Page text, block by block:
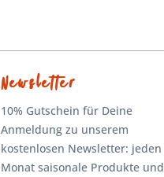
Newsletter
10% Gutschein für Deine
Anmeldung zu unserem
kostenlosen Newsletter: jeden
Monat saisonale Produkte und